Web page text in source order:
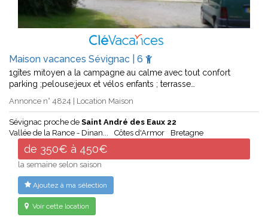
Maison vacances Sévignac | 6
1gîtes mitoyen a la campagne au calme avec tout confort
parking ;pelouse;jeux et vélos enfants ; terrasse…
Annonce n° 4824 | Location Maison
Sévignac proche de Saint André des Eaux 22
Vallée de la Rance - Dinan...
Côtes d'Armor Bretagne
de 350€ à 450€
la semaine selon saison
Ajoutez à ma sélection
Voir cette location